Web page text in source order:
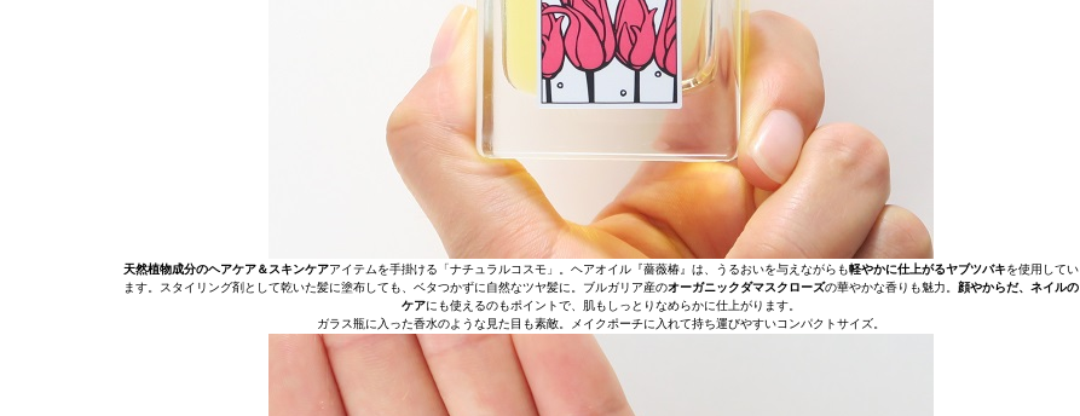
天然植物成分のヘアケア＆スキンケアアイテムを手掛ける「ナチュラルコスモ」。ヘアオイル『薔薇椿』は、うるおいを与えながらも軽やかに仕上がるヤブツバキを使用してい
ます。スタイリング剤として乾いた髪に塗布しても、ベタつかずに自然なツヤ髪に。ブルガリア産のオーガニックダマスクローズの華やかな香りも魅力。 顔やからだ、ネイルの
ケアにも使えるのもポイントで、肌もしっとりなめらかに仕上がります。
ガラス瓶に入った香水のような見た目も素敵。メイクポーチに入れて持ち運びやすいコンパクトサイズ。